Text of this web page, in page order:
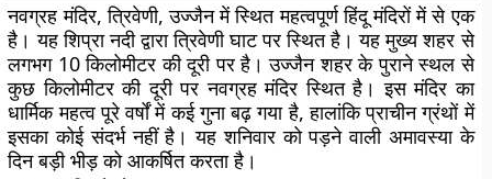
नवग्रह मंदिर, त्रिवेणी, उज्जैन में स्थित महत्वपूर्ण हिंदू मंदिरों में से एक
है। यह शिप्रा नदी द्वारा त्रिवेणी घाट पर स्थित है। यह मुख्य शहर से
लगभग 10 किलोमीटर की दूरी पर है। उज्जैन शहर के पुराने स्थल से
कुछ किलोमीटर की दूरी पर नवग्रह मंदिर स्थित है। इस मंदिर का
धार्मिक महत्व पूरे वर्षों में कई गुना बढ़ गया है, हालांकि प्राचीन ग्रंथों में
इसका कोई संदर्भ नहीं है। यह शनिवार को पड़ने वाली अमावस्या के
दिन बड़ी भीड़ को आकर्षित करता है।